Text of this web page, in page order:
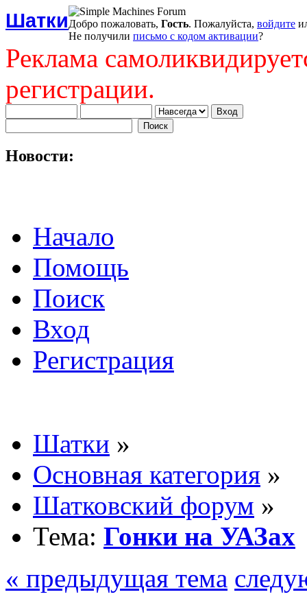
ШаткиДобро пожаловать, Гость. Пожалуйста, войдите
Не получили письмо с кодом активации?
Реклама
регистрации.
Новости:
Начало
Помощь
Поиск
Вход
Регистрация
Шатки »
Основная категория »
Шатковский форум »
Тема: Гонки на УАЗах
« предыдущая тема